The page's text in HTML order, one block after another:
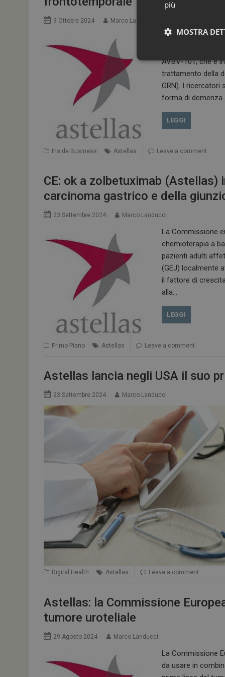
9 Ottobre 2024 Marco Landucci
Astellas aggiunge
AVBV-101, che è
trattamento della
GRN). I ricercatori
forma di demenza…
LEGGI
Inside Business Astellas Leave a comment
CE: ok a zolbetuximab (Astellas)
carcinoma gastrico e della
23 Settembre 2024 Marco Landucci
La Commissione
chemioterapia a
pazienti adulti
(GEJ) localmente
il fattore di
alla…
LEGGI
Primo Piano Astellas Leave a comment
Astellas lancia negli USA il suo
23 Settembre 2024 Marco Landucci
Digital Health Astellas Leave a comment
Astellas: la Commissione
tumore uroteliale
29 Agosto 2024 Marco Landucci
La Commissione
da usare in
più
MOSTRA
I cookie necessari
NOME
_ga
_ga_Z2VT792F98
tracking-sites-
ironfish-tracking-
enable
CookieScriptConsent
__Secure-